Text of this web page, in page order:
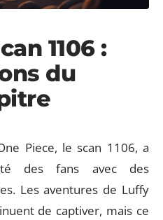
1106 :
du
Piece, le scan 1106, a
des fans avec des
Les aventures de Luffy
de captiver, mais ce